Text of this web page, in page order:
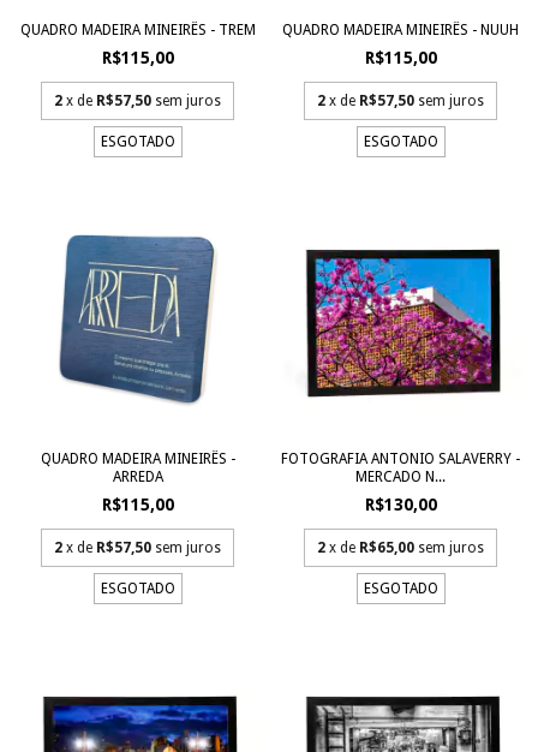
QUADRO MADEIRA MINEIRÊS - TREM
R$115,00
2 x de R$57,50 sem juros
ESGOTADO
QUADRO MADEIRA MINEIRÊS - NUUH
R$115,00
2 x de R$57,50 sem juros
ESGOTADO
QUADRO MADEIRA MINEIRÊS -
ARREDA
R$115,00
2 x de R$57,50 sem juros
ESGOTADO
FOTOGRAFIA ANTONIO SALAVERRY -
MERCADO N...
R$130,00
2 x de R$65,00 sem juros
ESGOTADO